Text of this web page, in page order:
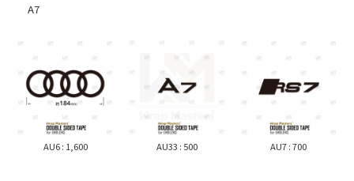
A7
AU6 : 1,600 AU33 : 500 AU7 : 700